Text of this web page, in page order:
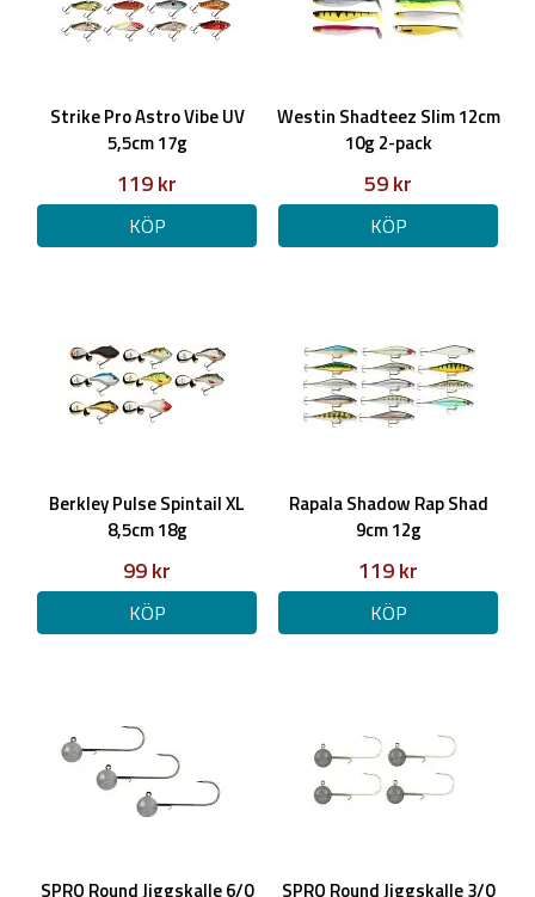
Strike Pro Astro Vibe UV
5,5cm 17g
119 kr
KÖP
Westin Shadteez Slim 12cm
10g 2-pack
59 kr
KÖP
Berkley Pulse Spintail XL
8,5cm 18g
99 kr
KÖP
Rapala Shadow Rap Shad
9cm 12g
119 kr
KÖP
SPRO Round Jiggskalle 6/0 SPRO Round Jiggskalle 3/0